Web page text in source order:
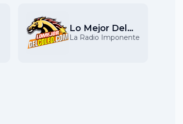
Lo Mejor Del
Coleo
La Radio Imponente